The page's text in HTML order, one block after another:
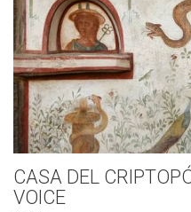
CASA DEL
VOICE